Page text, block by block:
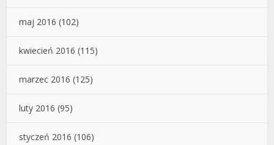
maj 2016 (102)
kwiecień 2016 (115)
marzec 2016 (125)
luty 2016 (95)
styczeń 2016 (106)